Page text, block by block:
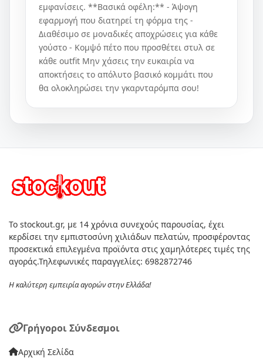
εμφανίσεις. **Βασικά οφέλη:** - Άψογη
εφαρμογή που διατηρεί τη φόρμα της -
Διαθέσιμο σε μοναδικές αποχρώσεις για κάθε
γούστο - Κομψό πέτο που προσθέτει στυλ σε
κάθε outfit Μην χάσεις την ευκαιρία να
αποκτήσεις το απόλυτο βασικό κομμάτι που
θα ολοκληρώσει την γκαρνταρόμπα σου!
Το stockout.gr, με 14 χρόνια συνεχούς παρουσίας, έχει
κερδίσει την εμπιστοσύνη χιλιάδων πελατών, προσφέροντας
προσεκτικά επιλεγμένα προϊόντα στις χαμηλότερες τιμές της
αγοράς.Τηλεφωνικές παραγγελίες: 6982872746
Η καλύτερη εμπειρία αγορών στην Ελλάδα!
Γρήγοροι Σύνδεσμοι
Αρχική Σελίδα